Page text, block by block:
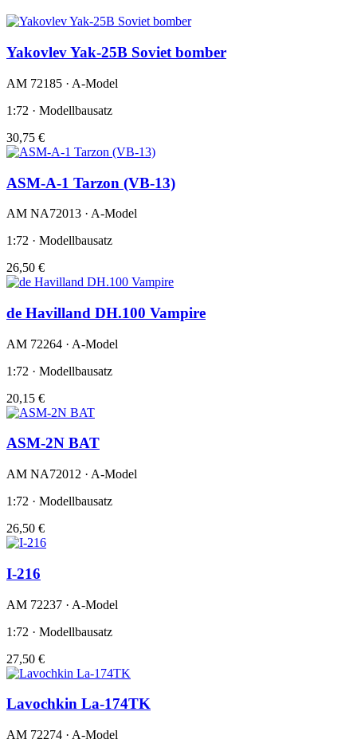
Yakovlev Yak-25B Soviet bomber
AM 72185 · A-Model
1:72 · Modellbausatz
30,75 €
ASM-A-1 Tarzon (VB-13)
AM NA72013 · A-Model
1:72 · Modellbausatz
26,50 €
de Havilland DH.100 Vampire
AM 72264 · A-Model
1:72 · Modellbausatz
20,15 €
ASM-2N BAT
AM NA72012 · A-Model
1:72 · Modellbausatz
26,50 €
I-216
AM 72237 · A-Model
1:72 · Modellbausatz
27,50 €
Lavochkin La-174TK
AM 72274 · A-Model